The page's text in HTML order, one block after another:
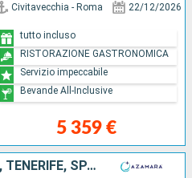
Civitavecchia - Roma 22/12/2026
5 359 €
tutto incluso
RISTORAZIONE GASTRONOMICA
Servizio impeccabile
Bevande All-Inclusive
PORTOGALLO, MAROCCO, TENERIFE, SPAGNA